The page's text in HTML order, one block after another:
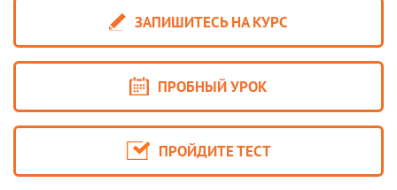
ЗАПИШИТЕСЬ НА КУРС
ПРОБНЫЙ УРОК
ПРОЙДИТЕ ТЕСТ